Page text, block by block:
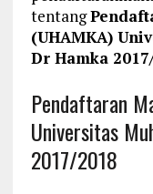
tentang
(UHAMKA)
Dr Hamka
Pendaftaran
Universitas
2017/2018